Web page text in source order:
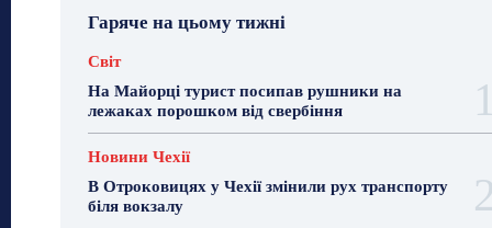
Гаряче на цьому тижні
Світ
На Майорці турист посипав рушники на
лежаках порошком від свербіння
Новини Чехії
В Отроковицях у Чехії змінили рух транспорту
біля вокзалу